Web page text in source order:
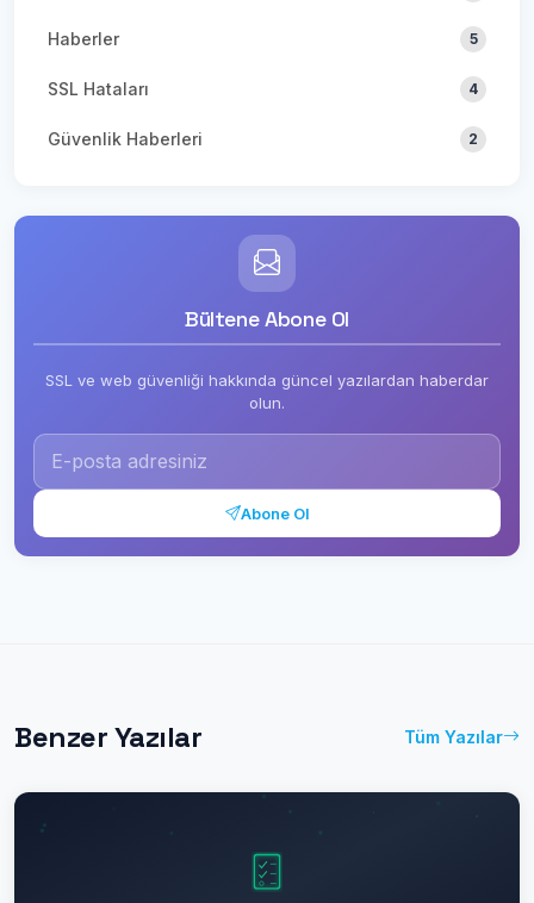
Haberler 5
SSL Hataları 4
Güvenlik Haberleri 2
Bültene Abone Ol
SSL ve web güvenliği hakkında güncel yazılardan haberdar
olun.
Abone Ol
Benzer Yazılar Tüm Yazılar